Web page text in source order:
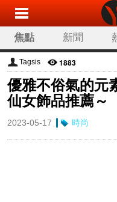
焦點 新聞
Tagsis 1883
優雅不俗氣的元
仙女飾品推薦～
2023-05-17 時尚